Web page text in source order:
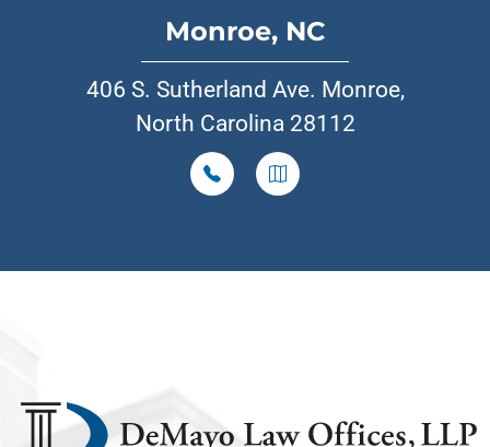
Monroe, NC
406 S. Sutherland Ave. Monroe,
North Carolina 28112